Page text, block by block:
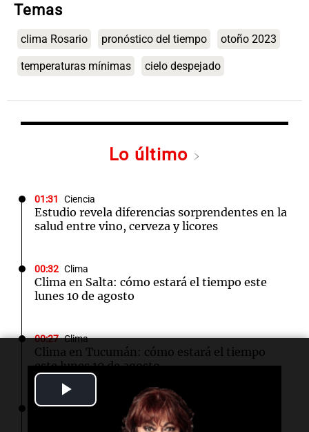
Video
Temas
clima Rosario pronóstico del tiempo otoño 2023
temperaturas mínimas cielo despejado
Lo último
01:31 Ciencia
Estudio revela diferencias sorprendentes en la
salud entre vino, cerveza y licores
00:32 Clima
Clima en Salta: cómo estará el tiempo este
lunes 10 de agosto
00:27 Clima
Clima en Tucumán: cómo estará el tiempo
este lunes 10 de agosto
00:22 Clima
Clima en Mendoza: cómo estará el tiempo